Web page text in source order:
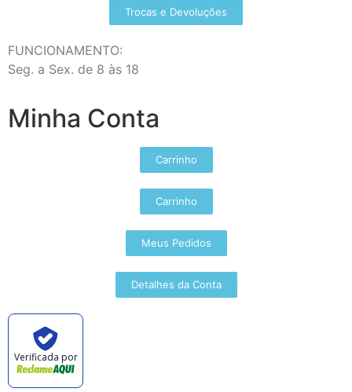
Trocas e Devoluções
FUNCIONAMENTO:
Seg. a Sex. de 8 às 18
Minha Conta
Carrinho
Carrinho
Meus Pedidos
Detalhes da Conta
Verificada por